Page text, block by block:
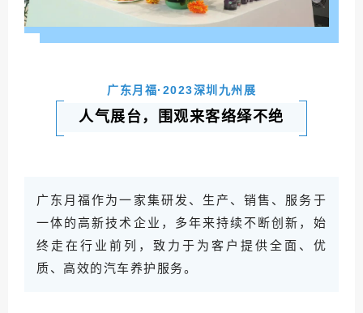
广东月福·2023深圳九州展
人气展台，围观来客络绎不绝
广东月福作为一家集研发、生产、销售、服务于
一体的高新技术企业，多年来持续不断创新，始
终走在行业前列，致力于为客户提供全面、优
质、高效的汽车养护服务。